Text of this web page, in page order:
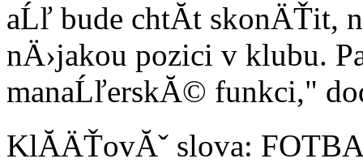
aĹľ bude chtĂ­t skonÄŤit,
nÄ›jakou pozici v klubu.
manaĹľerskĂ© funkci,"
KlĂ­ÄŤovĂˇ slova: